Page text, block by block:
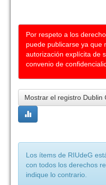
Por respeto a los
puede publicarse ya que
autorización explícita de
convenio de
Mostrar el registro Dublin
Los ítems de RIUdeG
con todos los derechos
indique lo contrario.